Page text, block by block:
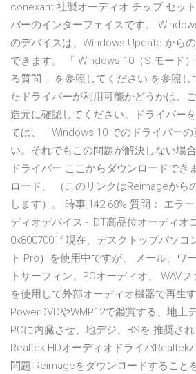
conexant 社製オーディオ チップ セッ
バーのインターフェイスです。
のデバイスは、Windows Update から
できます。 「 Windows 10（S モード
る質問 」を参照してください を参照
たドライバーが利用可能かどうかは、
造元に確認してください。ドライバー
ては、「Windows 10 でのドライバー
い。それでもこの問題が解決しない場
ドライバー ここからダウンロードでき
ロード、 （このリンクはReimageから
します）。 時事 142.68% 質問： エラ
ディオデバイス - IDT高品位オーディオ
0x8007001f 現在、デスクトップパソコ
ト Pro）を使用中ですが、 メール、ワ
トサーフィン、PCオーディオ、 WAVフ
を使用して外部オーディオ機器で再生
PowerDVDやWMP12で鑑賞する、地上
PCに内臓させ、地デジ、BSを 推奨さ
Realtek HDオーディオドライバRealtek
問題 Reimageをダウンロードすること